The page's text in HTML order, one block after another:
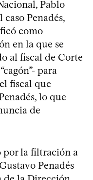
Pablo
Penadés,
como
en la que se
al fiscal de Corte
para
fiscal que
lo que
de
por la filtración a
Penadés